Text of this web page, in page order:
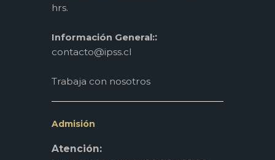
hrs.
Información General::
contacto@ipss.cl
Trabaja con nosotros
Admisión
Atención: